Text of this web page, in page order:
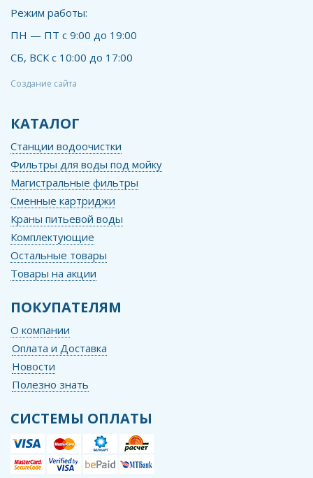
Режим работы:
ПН — ПТ с 9:00 до 19:00
СБ, ВСК с 10:00 до 17:00
Создание сайта
КАТАЛОГ
Станции водоочистки
Фильтры для воды под мойку
Магистральные фильтры
Сменные картриджи
Краны питьевой воды
Комплектующие
Остальные товары
Товары на акции
ПОКУПАТЕЛЯМ
О компании
Оплата и Доставка
Новости
Полезно знать
СИСТЕМЫ ОПЛАТЫ